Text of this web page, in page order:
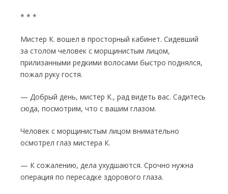
* * *
Мистер К. вошел в просторный кабинет. Сидевший
за столом человек с морщинистым лицом,
прилизанными редкими волосами бы­стро поднялся,
пожал руку гостя.
— Добрый день, мистер К., рад видеть вас. Садитесь
сюда, посмотрим, что с вашим гла­зом.
Человек с морщинистым лицом внима­тельно
осмотрел глаз мистера К.
— К сожалению, дела ухудшаются. Срочно нужна
операция по пересадке здорового глаза.